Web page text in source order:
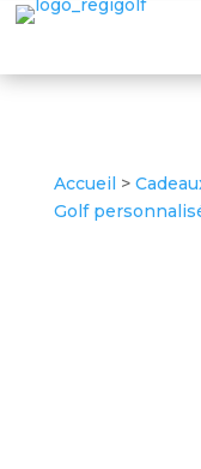
Accueil >
Golf